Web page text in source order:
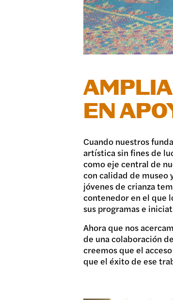
EN
Cuando nuestros
artística sin fines de
como eje central de
con calidad de museo
jóvenes de crianza
contenedor en el que
sus programas e
Ahora que nos
de una colaboración
creemos que el
que el éxito de ese